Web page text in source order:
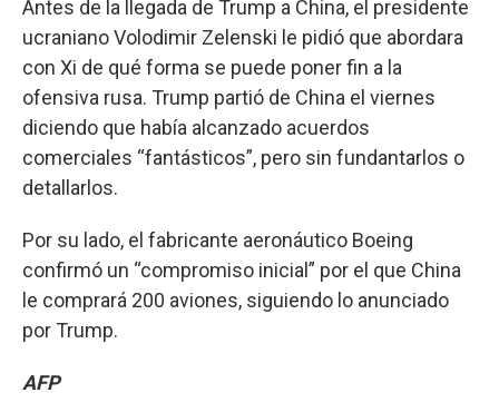
Antes de la llegada de Trump a China, el presidente
ucraniano Volodimir Zelenski le pidió que abordara
con Xi de qué forma se puede poner fin a la
ofensiva rusa. Trump partió de China el viernes
diciendo que había alcanzado acuerdos
comerciales “fantásticos”, pero sin fundantarlos o
detallarlos.
Por su lado, el fabricante aeronáutico Boeing
confirmó un “compromiso inicial” por el que China
le comprará 200 aviones, siguiendo lo anunciado
por Trump.
AFP